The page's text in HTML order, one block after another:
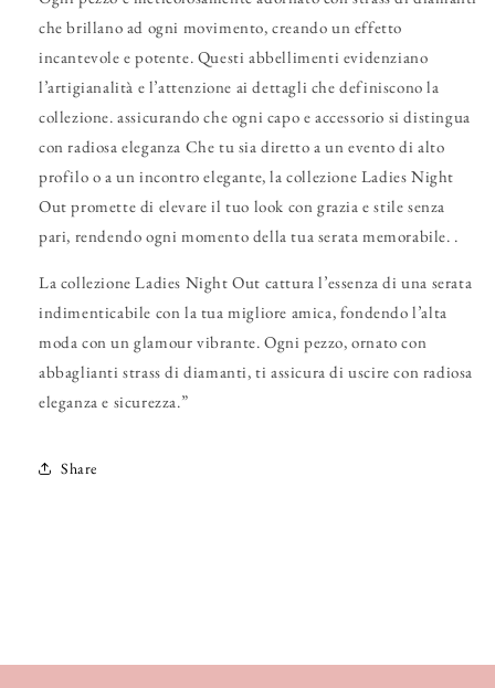
che brillano ad ogni movimento, creando un effetto
incantevole e potente. Questi abbellimenti evidenziano
l’artigianalità e l’attenzione ai dettagli che definiscono la
collezione. assicurando che ogni capo e accessorio si distingua
con radiosa eleganza Che tu sia diretto a un evento di alto
profilo o a un incontro elegante, la collezione Ladies Night
Out promette di elevare il tuo look con grazia e stile senza
pari, rendendo ogni momento della tua serata memorabile. .
La collezione Ladies Night Out cattura l’essenza di una serata
indimenticabile con la tua migliore amica, fondendo l’alta
moda con un glamour vibrante. Ogni pezzo, ornato con
abbaglianti strass di diamanti, ti assicura di uscire con radiosa
eleganza e sicurezza.”
Share